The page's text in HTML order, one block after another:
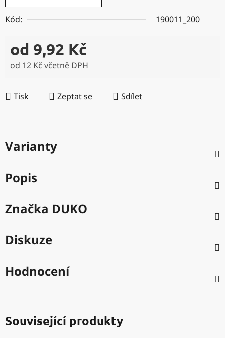
Kód: 190011_200
od 9,92 Kč
od 12 Kč včetně DPH
Tisk
Zeptat se Sdílet
Varianty
Popis
Značka DUKO
Diskuze
Hodnocení
Související produkty